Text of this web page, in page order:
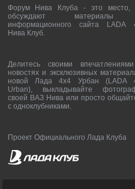
Форум Нива Клуба - это место,
обсуждают
информационного сайта LADA
Нива Клуб.
Делитесь своими
новостях и эксклюзивных
новой Лада 4х4 Урбан (LADA
Urban), выкладывайте
своей ВАЗ Нива или просто
с одноклубниками.
Проект Официального Лада Клуба